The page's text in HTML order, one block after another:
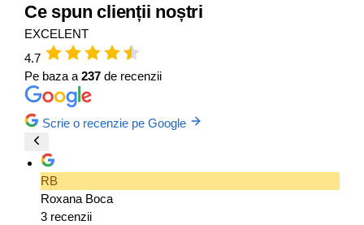
Ce spun clienții noștri
EXCELENT
4.7
Pe baza a237 de recenzii
Scrie o recenzie pe Google
RB
Roxana Boca
3 recenzii